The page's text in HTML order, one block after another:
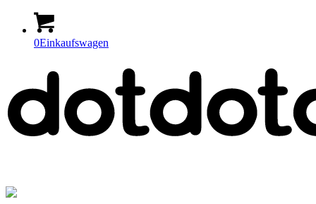
0Einkaufswagen